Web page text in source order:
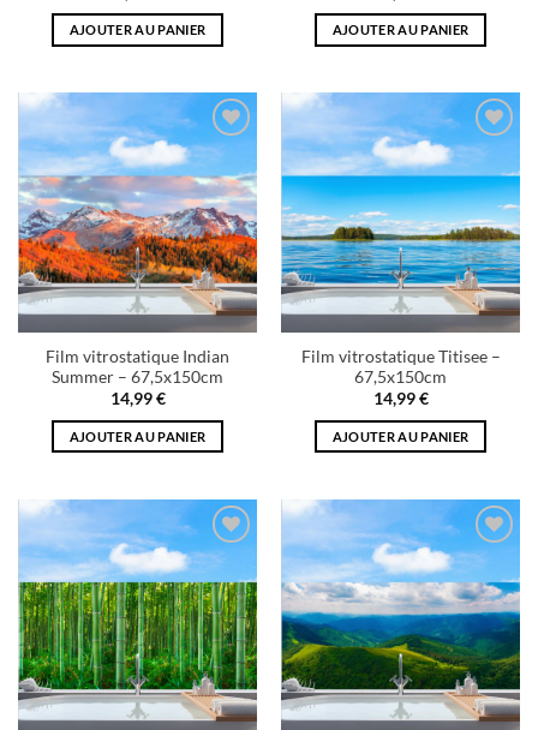
AJOUTER AU PANIER AJOUTER AU PANIER
Add to
wishlist
Film vitrostatique Indian
Summer – 67,5x150cm
14,99€
AJOUTER AU PANIER
Add to
wishlist
Film vitrostatique Titisee –
67,5x150cm
14,99€
AJOUTER AU PANIER
Add to
wishlist
Add to
wishlist